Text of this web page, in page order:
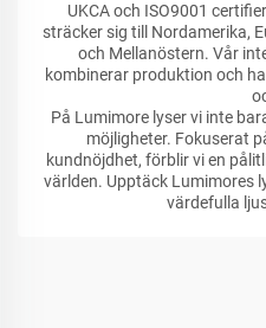
UKCA och ISO9001
sträcker sig till Nordamerika,
och Mellanöstern. Vår
kombinerar produktion och
På Lumimore lyser vi inte
möjligheter. Fokuserat
kundnöjdhet, förblir vi en
världen. Upptäck Lumimores
värdefulla